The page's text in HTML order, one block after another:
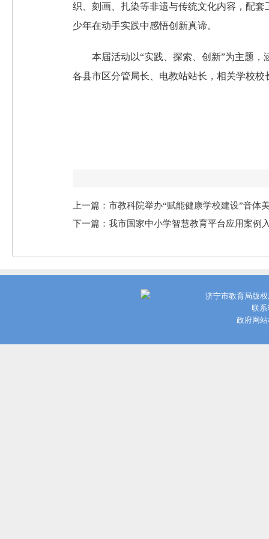
织、刻画、扎染等非遗与传统文化内容，配
少年在动手实践中感悟创新真谛。
本届活动以“实践、探索、创新”为主题
各县市区分管局长、电教站站长，相关学校
上一篇：市教科院举办“赋能健康学校建设”音体
下一篇：我市国家中小学智慧教育平台应用案例
济宁市教育局版
联系
政府网